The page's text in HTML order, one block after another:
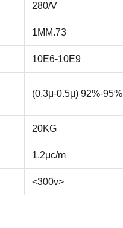
280/V
1MM.73
10E6-10E9
(0.3μ-0.5μ) 92%-95%
20KG
1.2μc/m
<300v>